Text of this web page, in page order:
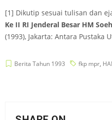
[1] Dikutip sesuai tulisan dan
Ke II RI Jenderal Besar HM
(1993), Jakarta: Antara Pustaka
Berita Tahun 1993 fkp mpr,